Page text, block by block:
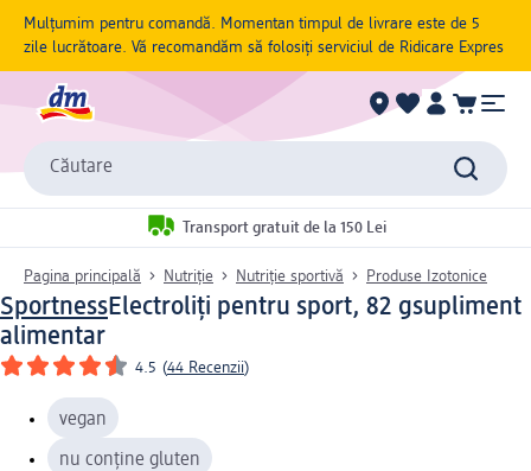
Mulțumim pentru comandă. Momentan timpul de livrare este de 5
zile lucrătoare. Vă recomandăm să folosiți serviciul de Ridicare Expres
Căutare
Transport gratuit de la 150 Lei
Pagina principală Nutriție Nutriție sportivă Produse Izotonice
SportnessElectroliți pentru sport, 82 gsupliment
alimentar
4.5 (44 Recenzii)
vegan
nu conține gluten